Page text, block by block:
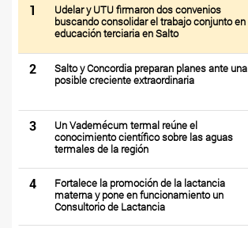
1
Udelar y UTU firmaron dos convenios
buscando consolidar el trabajo conjunto en
educación terciaria en Salto
2
Salto y Concordia preparan planes ante una
posible creciente extraordinaria
3
Un Vademécum termal reúne el
conocimiento científico sobre las aguas
termales de la región
4
Fortalece la promoción de la lactancia
materna y pone en funcionamiento un
Consultorio de Lactancia